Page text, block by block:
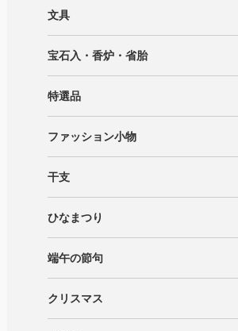
文具
宝石入・香炉・省胎
特選品
ファッション小物
干支
ひなまつり
端午の節句
クリスマス